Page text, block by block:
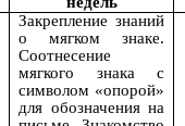
Закрепление знаний
о мягком знаке.
Соотнесение
мягкого знака с
символом «опорой»
для обозначения на